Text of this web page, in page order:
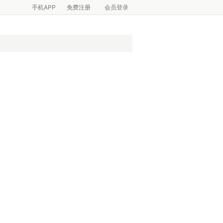
手机APP 免费注册 会员登录